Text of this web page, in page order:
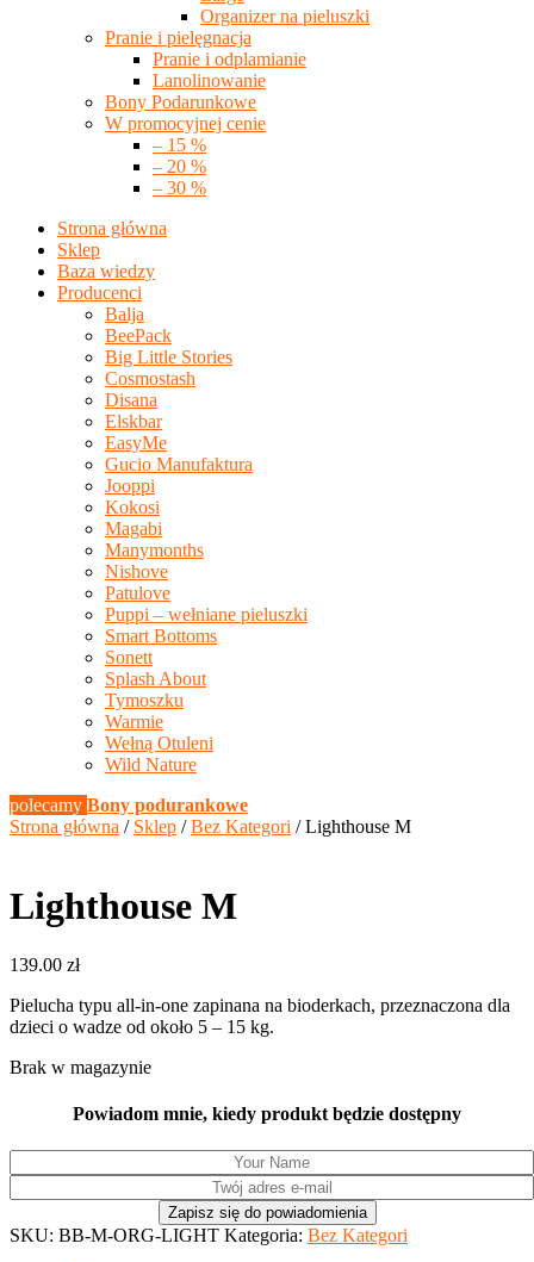
Organizer na pieluszki
Pranie i pielęgnacja
Pranie i odplamianie
Lanolinowanie
Bony Podarunkowe
W promocyjnej cenie
– 15 %
– 20 %
– 30 %
Strona główna
Sklep
Baza wiedzy
Producenci
Balja
BeePack
Big Little Stories
Cosmostash
Disana
Elskbar
EasyMe
Gucio Manufaktura
Jooppi
Kokosi
Magabi
Manymonths
Nishove
Patulove
Puppi – wełniane pieluszki
Smart Bottoms
Sonett
Splash About
Tymoszku
Warmie
Wełną Otuleni
Wild Nature
polecamy Bony podurankowe
Strona główna / Sklep /Bez Kategori / Lighthouse M
Lighthouse M
139.00 zł
Pielucha typu all-in-one zapinana na bioderkach, przeznaczona dla
dzieci o wadze od około 5 – 15 kg.
Brak w magazynie
Powiadom mnie, kiedy produkt będzie dostępny
SKU: BB-M-ORG-LIGHT Kategoria: Bez Kategori